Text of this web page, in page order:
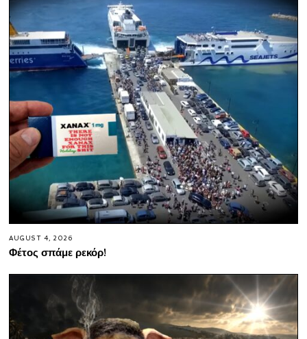
AUGUST 4, 2026
Φέτος σπάμε ρεκόρ!